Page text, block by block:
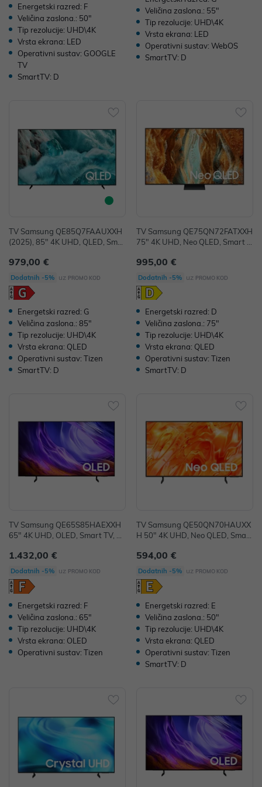
Energetski razred: F
Veličina zaslona.: 50"
Tip rezolucije: UHD\4K
Vrsta ekrana: LED
Operativni sustav: GOOGLE
TV
SmartTV: D
Veličina zaslona.: 55"
Tip rezolucije: UHD\4K
Vrsta ekrana: LED
Operativni sustav: WebOS
SmartTV: D
TV Samsung QE85Q7FAAUXXH
(2025), 85" 4K UHD, QLED, Smar
979,00 €
Dodatnih -5% uz PROMO KOD
Energetski razred: G
Veličina zaslona.: 85"
Tip rezolucije: UHD\4K
Vrsta ekrana: QLED
Operativni sustav: Tizen
SmartTV: D
TV Samsung QE75QN72FATXXH
75" 4K UHD, Neo QLED, Smart T
995,00 €
Dodatnih -5% uz PROMO KOD
Energetski razred: D
Veličina zaslona.: 75"
Tip rezolucije: UHD\4K
Vrsta ekrana: QLED
Operativni sustav: Tizen
SmartTV: D
TV Samsung QE65S85HAEXXH
65" 4K UHD, OLED, Smart TV, Q
1.432,00 €
Dodatnih -5% uz PROMO KOD
Energetski razred: F
Veličina zaslona.: 65"
Tip rezolucije: UHD\4K
Vrsta ekrana: OLED
Operativni sustav: Tizen
TV Samsung QE50QN70HAUXX
H 50" 4K UHD, Neo QLED, Smart
594,00 €
Dodatnih -5% uz PROMO KOD
Energetski razred: E
Veličina zaslona.: 50"
Tip rezolucije: UHD\4K
Vrsta ekrana: QLED
Operativni sustav: Tizen
SmartTV: D